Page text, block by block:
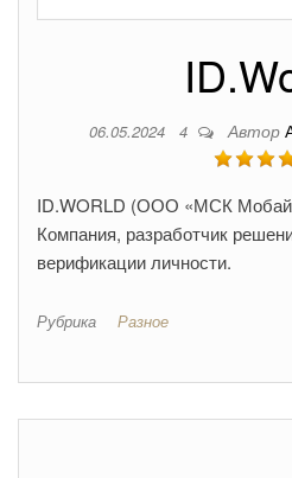
06.05.2024 4 Автор
ID.WORLD (ООО «МСК
Компания, разработчик
верификации личности.
Рубрика Разное